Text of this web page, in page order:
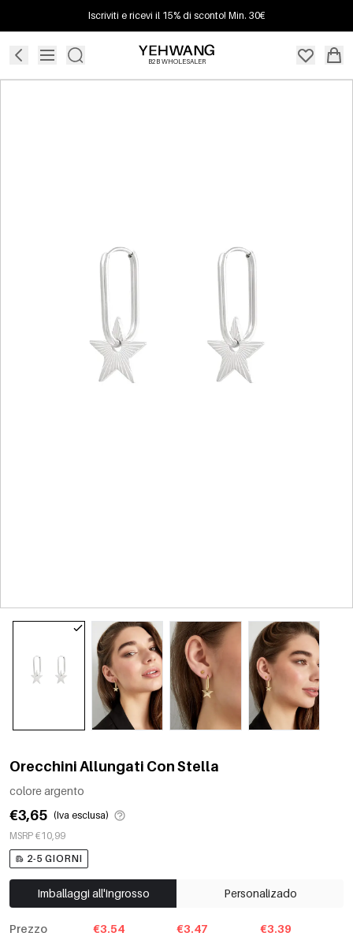
Iscriviti e ricevi il 15% di sconto! Min. 30€
B2B WHOLESALER
Orecchini Allungati Con Stella
colore argento
€3,65 (Iva esclusa)
MSRP €10,99
2-5 GIORNI
Imballaggi all'ingrosso Personalizado
Prezzo
€3.54 €3.47 €3.39